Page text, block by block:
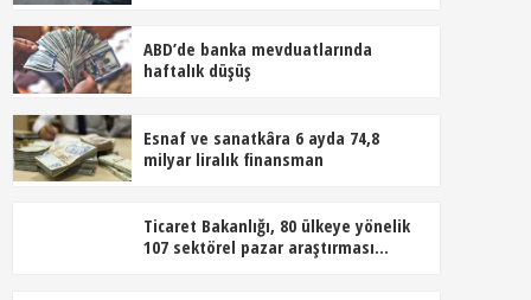
ABD’de banka mevduatlarında
haftalık düşüş
Esnaf ve sanatkâra 6 ayda 74,8
milyar liralık finansman
Ticaret Bakanlığı, 80 ülkeye yönelik
107 sektörel pazar araştırması